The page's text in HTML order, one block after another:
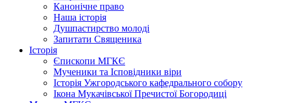
Канонічне право
Наша історія
Душпастирство молоді
Запитати Священика
Історія
Єпископи МГКЄ
Мученики та Ісповідники віри
Історія Ужгородського кафедрального собору
Ікона Мукачівської Пречистої Богородиці